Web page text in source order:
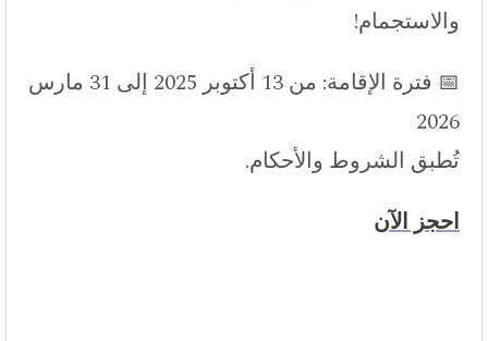
والاستجمام!
📅 فترة الإقامة: من 13 أكتوبر 2025 إلى 31 مارس
2026
تُطبق الشروط والأحكام.
احجز الآن